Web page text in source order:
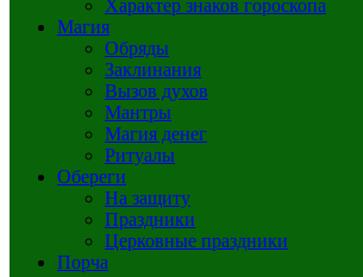
Характер знаков гороскопа
Магия
Обряды
Заклинания
Вызов духов
Мантры
Магия денег
Ритуалы
Обереги
На защиту
Праздники
Церковные праздники
Порча